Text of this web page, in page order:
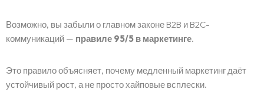
Возможно, вы забыли о главном законе B2B и B2C-
коммуникаций — правиле 95/5 в маркетинге.
Это правило объясняет, почему медленный маркетинг даёт
устойчивый рост, а не просто хайповые всплески.